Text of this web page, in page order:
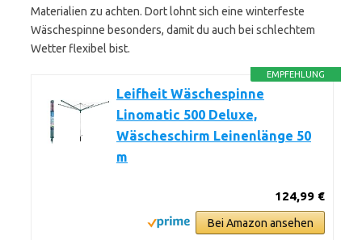
Materialien zu achten. Dort lohnt sich eine winterfeste
Wäschespinne besonders, damit du auch bei schlechtem
Wetter flexibel bist.
EMPFEHLUNG
Leifheit Wäschespinne
Linomatic 500 Deluxe,
Wäscheschirm Leinenlänge 50
m
124,99 €
Bei Amazon ansehen